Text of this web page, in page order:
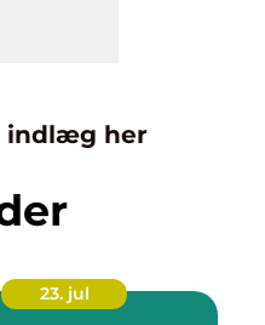
indlæg her
23. jul